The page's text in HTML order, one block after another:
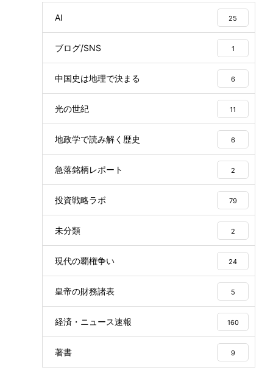
AI 25
ブログ/SNS 1
中国史は地理で決まる 6
光の世紀 11
地政学で読み解く歴史 6
急落銘柄レポート 2
投資戦略ラボ 79
未分類 2
現代の覇権争い 24
皇帝の財務諸表 5
経済・ニュース速報 160
著書 9